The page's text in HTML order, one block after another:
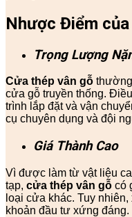
Nhược Điểm
Trọng Lượng
Cửa thép vân gỗ
cửa gỗ truyền thống.
trình lắp đặt và vận
cụ chuyên dụng và đội
Giá Thành Cao
Vì được làm từ vật liệu
tạp, cửa thép vân gỗ có
loại cửa khác. Tuy
khoản đầu tư xứng đáng.